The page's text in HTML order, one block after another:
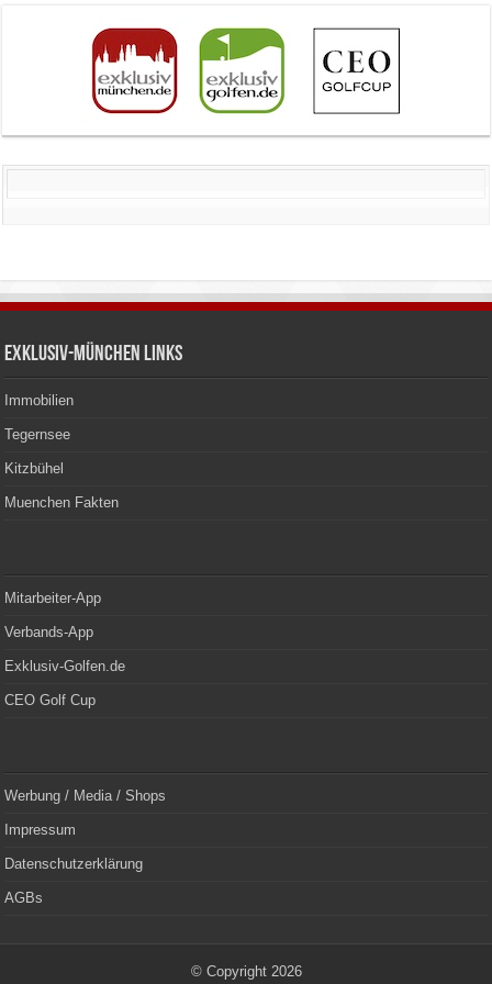
Exklusiv-München Links
Immobilien
Tegernsee
Kitzbühel
Muenchen Fakten
Mitarbeiter-App
Verbands-App
Exklusiv-Golfen.de
CEO Golf Cup
Werbung / Media / Shops
Impressum
Datenschutzerklärung
AGBs
© Copyright 2026